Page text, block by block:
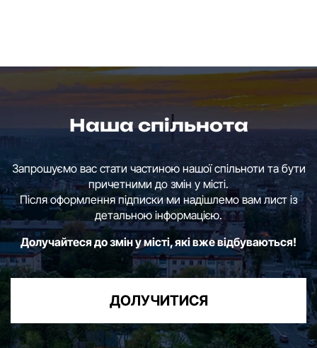
Наша спільнота
Запрошуємо вас стати частиною нашої спільноти та бути
причетними до змін у місті.
Після оформлення підписки ми надішлемо вам лист із
детальною інформацією.
Долучайтеся до змін у місті, які вже відбуваються!
ДОЛУЧИТИСЯ